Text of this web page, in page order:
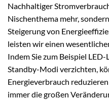
Nachhaltiger
Nischenthema mehr,
Steigerung von
leisten wir einen
Indem Sie zum Beispiel
Standby-Modi verzichten,
Energieverbrauch
immer die großen